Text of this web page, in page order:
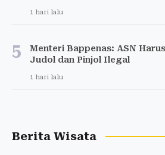
1 hari lalu
5
Menteri Bappenas: ASN
Judol dan Pinjol Ilegal
1 hari lalu
Berita Wisata